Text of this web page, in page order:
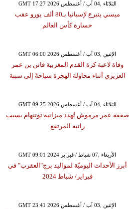
GMT 17:27 2026 الثلاثاء ,04 آب / أغسطس
ميسي يتبرع لإسبانيا بـ80 ألف يورو عقب
خسارة كأس العالم
GMT 06:00 2026 الإثنين ,03 آب / أغسطس
وفاة لاعبة كرة القدم المغربية فاتن بن عمر
العزيزي أثناء محاولة الهجرة سباحةً إلى سبتة
GMT 09:25 2026 الثلاثاء ,04 آب / أغسطس
صفقة عمر مرموش تُهدد ميزانية توتنهام بسبب
راتبه المرتفع
GMT 09:01 2024 الأربعاء ,07 شباط / فبراير
أبرز الأحداث اليوميّة لمواليد برج"العقرب" في
فبراير/ شباط 2024
GMT 23:41 2026 الإثنين ,03 آب / أغسطس